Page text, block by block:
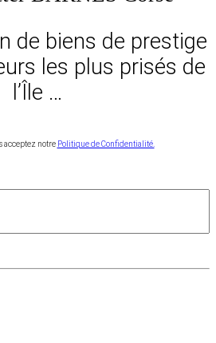
de biens de prestige
les plus prisés de
l’Île …
acceptez notre Politique de Confidentialité.